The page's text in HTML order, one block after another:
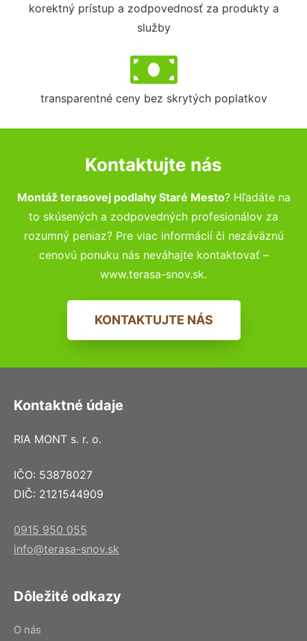
korektný prístup a zodpovednosť za produkty a
služby
transparentné ceny bez skrytých poplatkov
Kontaktujte nás
Montáž terasovej podlahy Staré Mesto? Hľadáte na
to skúsených a zodpovedných profesionálov za
rozumný peniaz? Pre viac informácií či nezáväznú
cenovú ponuku nás neváhajte kontaktovať –
www.terasa-snov.sk.
KONTAKTUJTE NÁS
Kontaktné údaje
RIA MONT s. r. o.
IČO: 53878027
DIČ: 2121544909
0915 950 055
info@terasa-snov.sk
Dôležité odkazy
O nás